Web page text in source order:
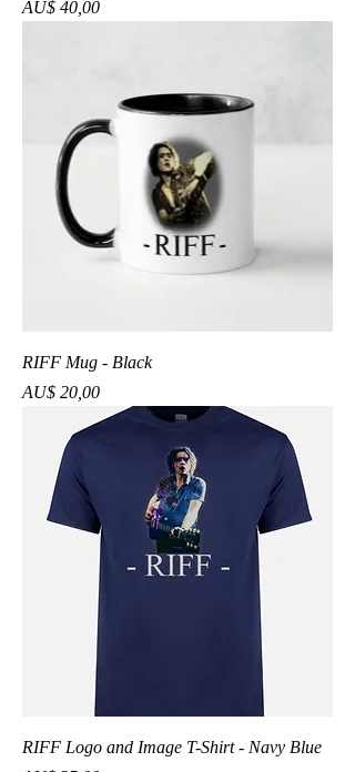
Preço
AU$ 40,00
RIFF Mug - Black
Preço
AU$ 20,00
RIFF Logo and Image T-Shirt - Navy Blue